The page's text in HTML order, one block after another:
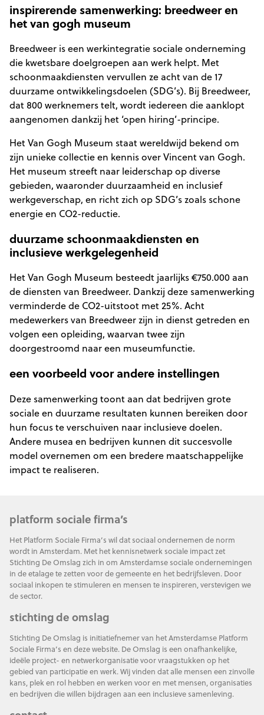
inspirerende samenwerking: breedweer en
het van gogh museum
Breedweer is een werkintegratie sociale onderneming
die kwetsbare doelgroepen aan werk helpt. Met
schoonmaakdiensten vervullen ze acht van de 17
duurzame ontwikkelingsdoelen (SDG’s). Bij Breedweer,
dat 800 werknemers telt, wordt iedereen die aanklopt
aangenomen dankzij het ‘open hiring’-principe.
Het Van Gogh Museum staat wereldwijd bekend om
zijn unieke collectie en kennis over Vincent van Gogh.
Het museum streeft naar leiderschap op diverse
gebieden, waaronder duurzaamheid en inclusief
werkgeverschap, en richt zich op SDG’s zoals schone
energie en CO2-reductie.
duurzame schoonmaakdiensten en
inclusieve werkgelegenheid
Het Van Gogh Museum besteedt jaarlijks €750.000 aan
de diensten van Breedweer. Dankzij deze samenwerking
verminderde de CO2-uitstoot met 25%. Acht
medewerkers van Breedweer zijn in dienst getreden en
volgen een opleiding, waarvan twee zijn
doorgestroomd naar een museumfunctie.
een voorbeeld voor andere instellingen
Deze samenwerking toont aan dat bedrijven grote
sociale en duurzame resultaten kunnen bereiken door
hun focus te verschuiven naar inclusieve doelen.
Andere musea en bedrijven kunnen dit succesvolle
model overnemen om een bredere maatschappelijke
impact te realiseren.
platform sociale firma’s
Het Platform Sociale Firma’s wil dat sociaal ondernemen de norm
wordt in Amsterdam. Met het kennisnetwerk sociale impact zet
Stichting De Omslag zich in om Amsterdamse sociale ondernemingen
in de etalage te zetten voor de gemeente en het bedrijfsleven. Door
sociaal inkopen te stimuleren en mensen te inspireren, verstevigen we
de sector.
stichting de omslag
Stichting De Omslag is initiatiefnemer van het Amsterdamse Platform
Sociale Firma’s en deze website. De Omslag is een onafhankelijke,
ideële project- en netwerkorganisatie voor vraagstukken op het
gebied van participatie en werk. Wij vinden dat alle mensen een zinvolle
kans, plek en rol hebben en werken voor en met mensen, organisaties
en bedrijven die willen bijdragen aan een inclusieve samenleving.